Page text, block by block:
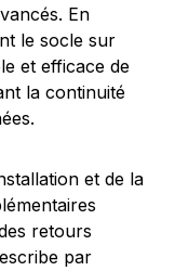
En
le socle sur
et efficace de
la continuité
et de la
retours
par